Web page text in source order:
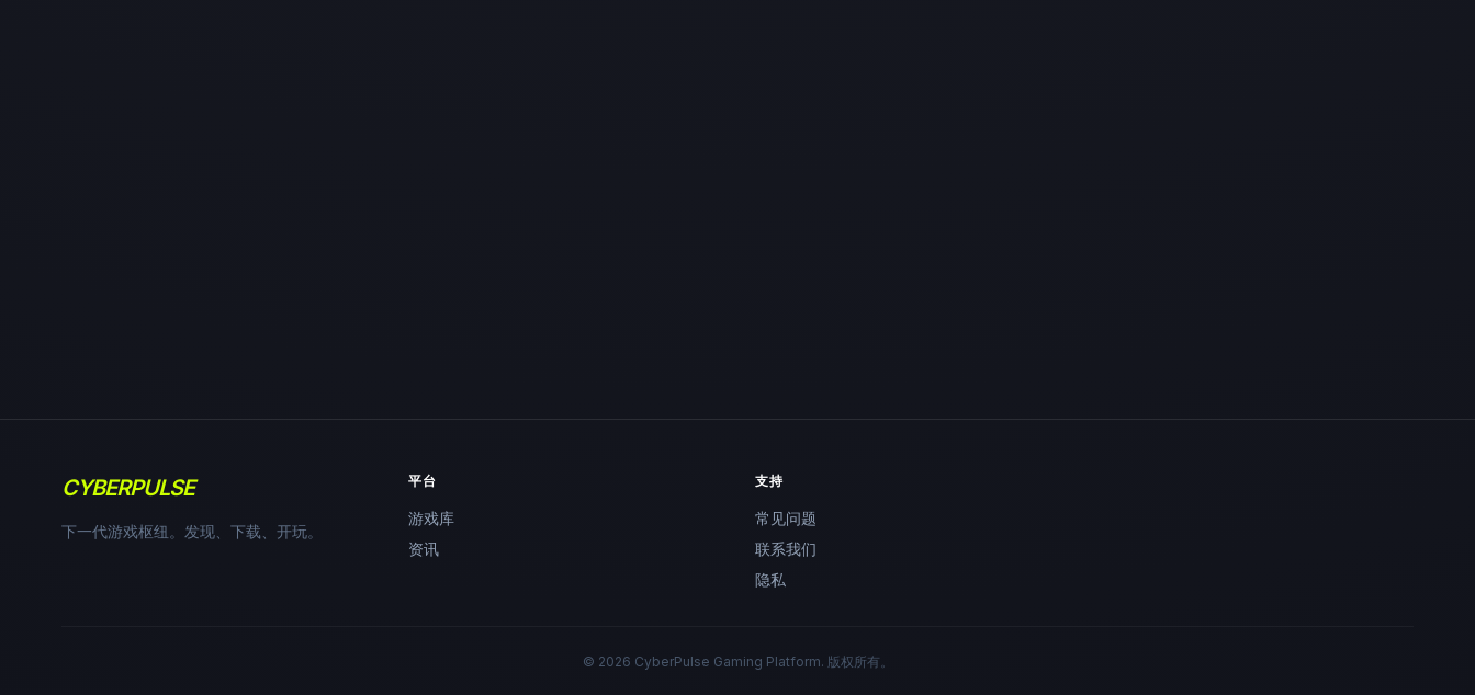
CYBERPULSE
下一代游戏枢纽。发现、下载、开玩。
平台
游戏库
资讯
支持
常见问题
联系我们
隐私
© 2026 CyberPulse Gaming Platform. 版权所有。